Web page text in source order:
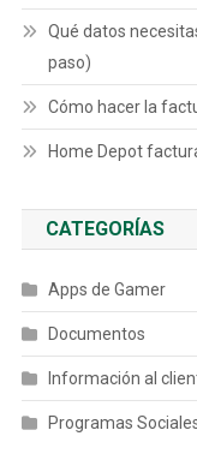
Qué datos
paso)
Cómo hacer la
Home Depot
CATEGORÍAS
Apps de Gamer
Documentos
Información al
Programas